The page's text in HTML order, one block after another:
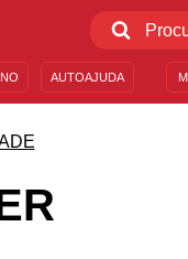
AUTOAJUDA